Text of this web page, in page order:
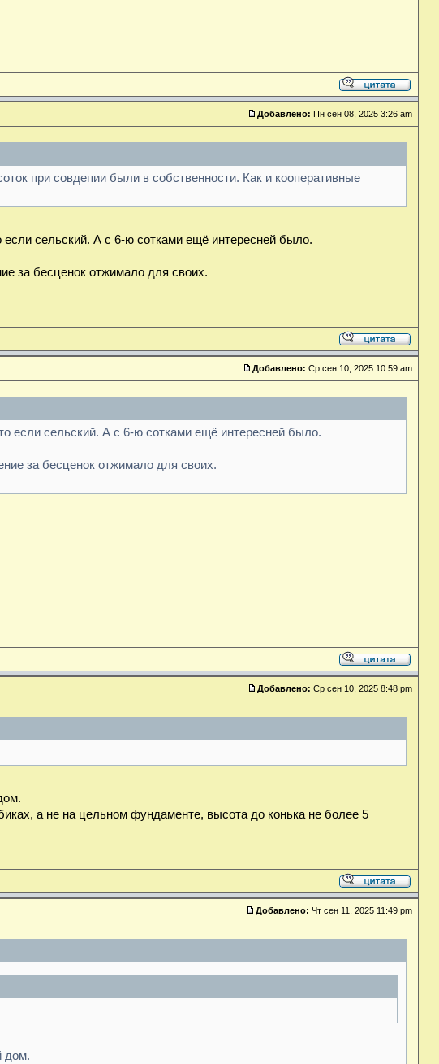
Добавлено: Пн сен 08, 2025 3:26 am
при совдепии были в собственности. Как и кооперативные
сельский. А с 6-ю сотками ещё интересней было.
за бесценок отжимало для своих.
Добавлено: Ср сен 10, 2025 10:59 am
если сельский. А с 6-ю сотками ещё интересней было.
за бесценок отжимало для своих.
Добавлено: Ср сен 10, 2025 8:48 pm
а не на цельном фундаменте, высота до конька не более 5
Добавлено: Чт сен 11, 2025 11:49 pm
дом.